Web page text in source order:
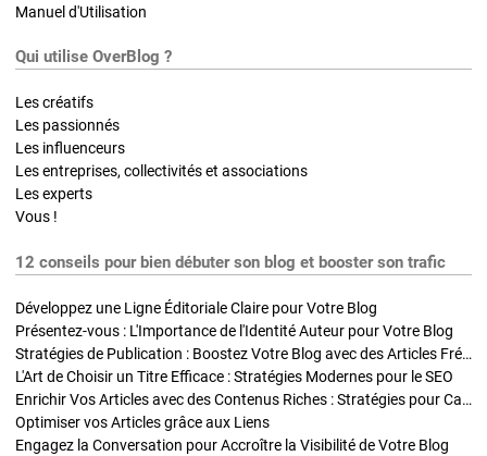
Manuel d'Utilisation
Qui utilise OverBlog ?
Les créatifs
Les passionnés
Les influenceurs
Les entreprises, collectivités et associations
Les experts
Vous !
12 conseils pour bien débuter son blog et booster son trafic
Développez une Ligne Éditoriale Claire pour Votre Blog
Présentez-vous : L'Importance de l'Identité Auteur pour Votre Blog
Stratégies de Publication : Boostez Votre Blog avec des Articles Fréquents et Exclusifs
L'Art de Choisir un Titre Efficace : Stratégies Modernes pour le SEO
Enrichir Vos Articles avec des Contenus Riches : Stratégies pour Captiver et Optimiser
Optimiser vos Articles grâce aux Liens
Engagez la Conversation pour Accroître la Visibilité de Votre Blog